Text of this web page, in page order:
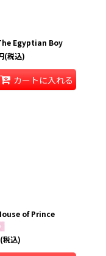
Egyptian Boy
(税込)
カートに入れる
of Prince
(税込)